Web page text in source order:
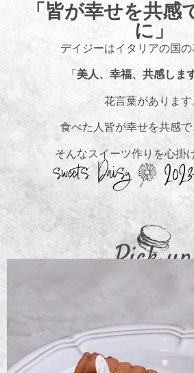
「皆が幸せを共感
に」
デイジーはイタリアの国の
「 美人、幸福、共感しま
花言葉があります
食べた人皆が幸せを共感
そんなスイーツ作りを心掛
Pick up